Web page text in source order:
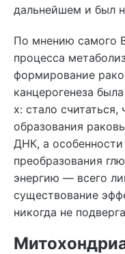
дальнейшем и был
По мнению самого
процесса
формирование
канцерогенеза
х: стало считаться,
образования
ДНК, а
преобразования
энергию — всего
существование
никогда не